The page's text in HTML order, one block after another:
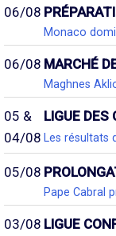
06/08
Monaco
06/08 MARCHÉ
Maghnes
05 &
04/08
LIGUE DES
Les résultats
05/08
Pape Cabral
03/08 LIGUE